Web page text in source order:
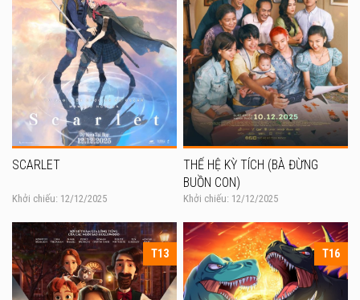
SCARLET
Khởi chiếu: 12/12/2025
THẾ HỆ KỲ TÍCH (BÀ ĐỪNG
BUỒN CON)
Khởi chiếu: 12/12/2025
T13 T16